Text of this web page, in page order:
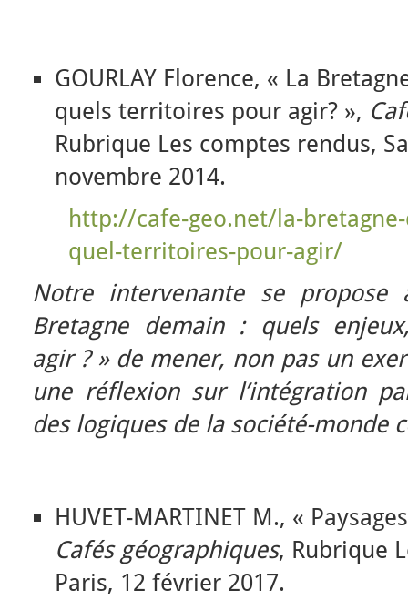
GOURLAY Florence, « La
quels territoires pour agir? »,
Rubrique Les comptes rendus,
novembre 2014.
http://cafe-geo.net/la-
quel-territoires-pour-agir/
Notre intervenante se
Bretagne demain : quels
agir ? » de mener, non pas un
une réflexion sur l’intégration
des logiques de la société-monde
HUVET-MARTINET M., «
Cafés géographiques, Rubrique
Paris, 12 février 2017.